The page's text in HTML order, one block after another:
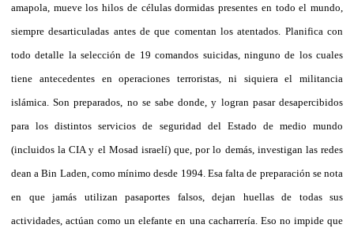
amapola, mueve los hilos de células dormidas presentes en todo el mundo,
siempre desarticuladas antes de que comentan los atentados. Planifica con
todo detalle la selección de 19 comandos suicidas, ninguno de los cuales
tiene antecedentes en operaciones terroristas, ni siquiera el militancia
islámica. Son preparados, no se sabe donde, y logran pasar desapercibidos
para los distintos servicios de seguridad del Estado de medio mundo
(incluidos la CIA y el Mosad israelí) que, por lo demás, investigan las redes
dean a Bin Laden, como mínimo desde 1994. Esa falta de preparación se nota
en que jamás utilizan pasaportes falsos, dejan huellas de todas sus
actividades, actúan como un elefante en una cacharrería. Eso no impide que